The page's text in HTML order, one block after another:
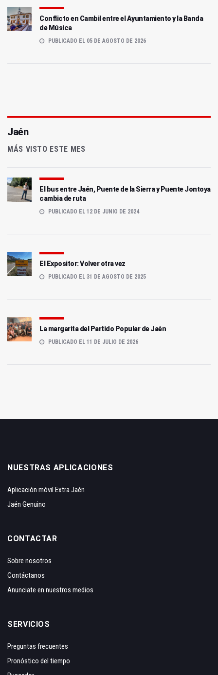
Conflicto en Cambil entre el Ayuntamiento y la Banda
de Música
PUBLICADO EL 05 DE AGOSTO DE 2026
Jaén
MÁS VISTO ESTE MES
El bus entre Jaén, Puente de la Sierra y Puente Jontoya
cambia de ruta
PUBLICADO EL 12 DE JUNIO DE 2024
El Expositor: Volver otra vez
PUBLICADO EL 31 DE AGOSTO DE 2025
La margarita del Partido Popular de Jaén
PUBLICADO EL 11 DE JULIO DE 2026
NUESTRAS APLICACIONES
Aplicación móvil Extra Jaén
Jaén Genuino
CONTACTAR
Sobre nosotros
Contáctanos
Anunciate en nuestros medios
SERVICIOS
Preguntas frecuentes
Pronóstico del tiempo